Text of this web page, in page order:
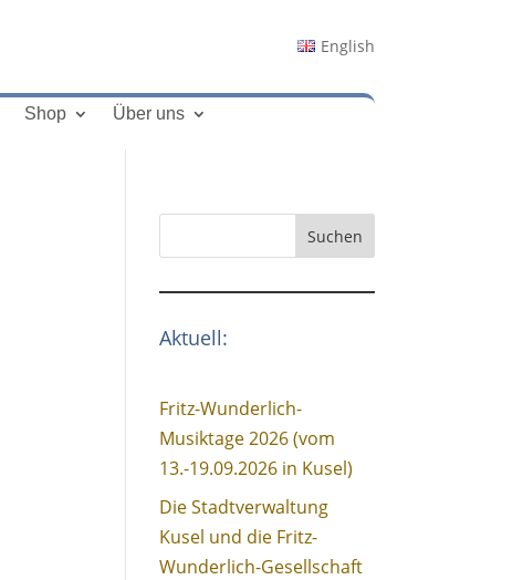
English
Shop Über uns
Suchen
Aktuell:
Fritz-Wunderlich-
Musiktage 2026 (vom
13.-19.09.2026 in Kusel)
Die Stadtverwaltung
Kusel und die Fritz-
Wunderlich-Gesellschaft